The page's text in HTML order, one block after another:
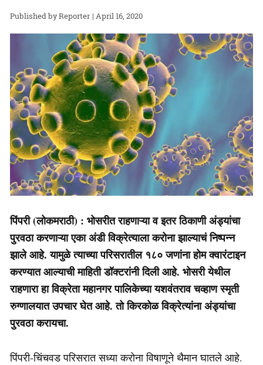
Reporter | April 16, 2020
पिंपरी (लोकमराठी) : भोसरीत राहणाऱ्या व इतर ठिकाणी अंड्यांचा
पुरवठा करणाऱ्या एका अंडी विक्रेत्याला करोना झाल्याचं निष्पन्न
झाले आहे. यामुळे त्याच्या परिसरातील १८० जणांना होम क्वारंटाइन
करण्यात आल्याची माहिती डॉक्टरांनी दिली आहे. भोसरी येथील
राहणारा हा विक्रेता महानगर पालिकेच्या यशवंतराव चव्हाण स्मृती
रुग्णालयात उपचार घेत आहे. तो किरकोळ विक्रेत्यांना अंड्यांचा
पुरवठा करायचा.
पिंपरी-चिंचवड परिसरात सध्या करोना विषाणूने थैमान घातले आहे.